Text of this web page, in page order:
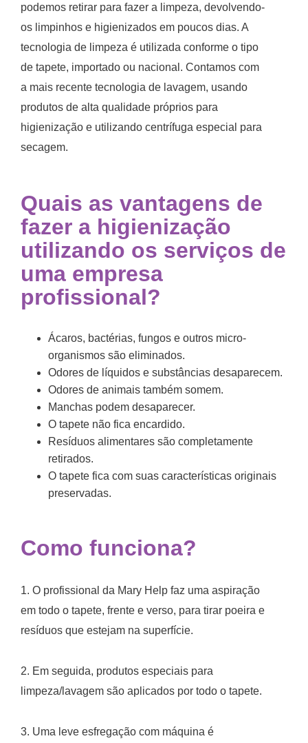
podemos retirar para fazer a limpeza, devolvendo-
os limpinhos e higienizados em poucos dias. A
tecnologia de limpeza é utilizada conforme o tipo
de tapete, importado ou nacional. Contamos com
a mais recente tecnologia de lavagem, usando
produtos de alta qualidade próprios para
higienização e utilizando centrífuga especial para
secagem.
Quais as vantagens de
fazer a higienização
utilizando os serviços de
uma empresa
profissional?
Ácaros, bactérias, fungos e outros micro-
organismos são eliminados.
Odores de líquidos e substâncias desaparecem.
Odores de animais também somem.
Manchas podem desaparecer.
O tapete não fica encardido.
Resíduos alimentares são completamente
retirados.
O tapete fica com suas características originais
preservadas.
Como funciona?
1. O profissional da Mary Help faz uma aspiração
em todo o tapete, frente e verso, para tirar poeira e
resíduos que estejam na superfície.
2. Em seguida, produtos especiais para
limpeza/lavagem são aplicados por todo o tapete.
3. Uma leve esfregação com máquina é